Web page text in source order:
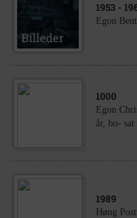
1953 -
Egon
1000
Egon
år, bo-
1989
Høng